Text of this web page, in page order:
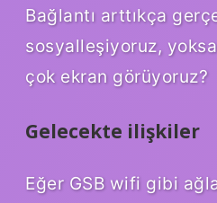
Bağlantı arttıkça
sosyalleşiyoruz,
çok ekran görüyoruz?
Gelecekte ilişkiler
Eğer GSB wifi gibi